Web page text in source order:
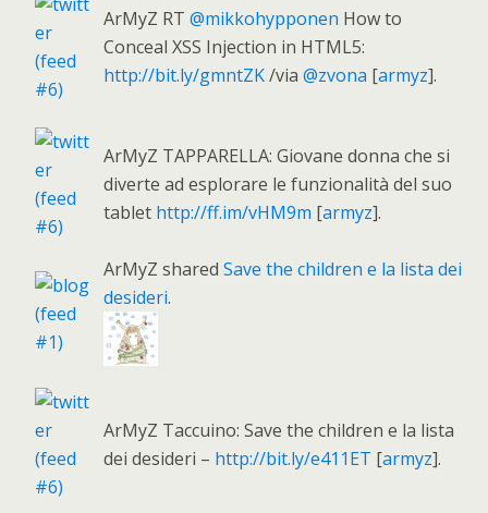
ArMyZ RT @mikkohypponen How to
Conceal XSS Injection in HTML5:
http://bit.ly/gmntZK/via @zvona [armyz].
ArMyZ TAPPARELLA: Giovane donna che si
diverte ad esplorare le funzionalità del suo
tablet http://ff.im/vHM9m [armyz].
ArMyZ shared Save the children e la lista dei
desideri.
ArMyZ Taccuino: Save the children e la lista
dei desideri – http://bit.ly/e411ET [armyz].